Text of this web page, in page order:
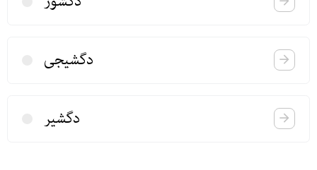
دگشیجی
دگشیر